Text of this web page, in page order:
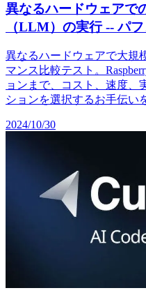
異なるハードウェアで
（LLM）の実行 -- パ
異なるハードウェアで大規
マンス比較テスト。
ョンまで、コスト、速度、
ションを選択するお手伝い
2024/10/30